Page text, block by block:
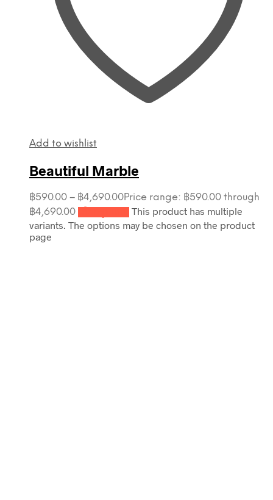
Add to wishlist
Beautiful Marble
฿590.00 – ฿4,690.00Price range: ฿590.00 through
฿4,690.00
This product has multiple
variants. The options may be chosen on the product
page